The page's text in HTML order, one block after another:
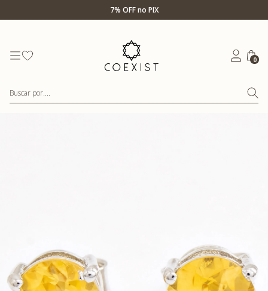
Ir para Home Prata
0
Buscar por....